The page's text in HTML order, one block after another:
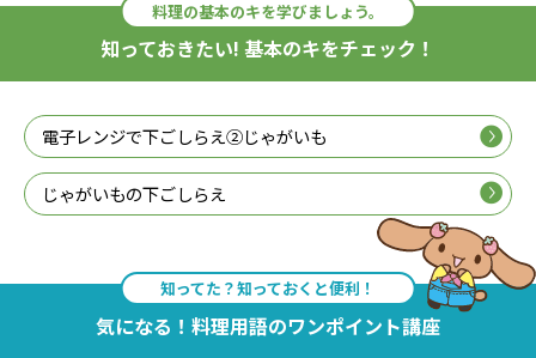
料理の基本のキを学びましょう。
知っておきたい! 基本のキをチェック！
電子レンジで下ごしらえ②じゃがいも
じゃがいもの下ごしらえ
知ってた？知っておくと便利！
気になる！料理用語のワンポイント講座